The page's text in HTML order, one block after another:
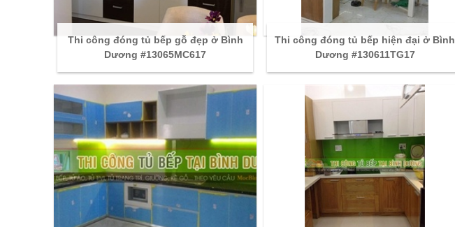
Thi công đóng tủ bếp gỗ đẹp ở Bình
Dương #13065MC617
Thi công đóng tủ bếp hiện đại ở Bình
Dương #130611TG17